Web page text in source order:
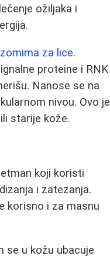
ožiljaka i
za lice.
proteine i RNK
Nanose se na
nivou. Ovo je
starije kože.
koji koristi
i zatezanja.
korisno i za masnu
se u kožu ubacuje